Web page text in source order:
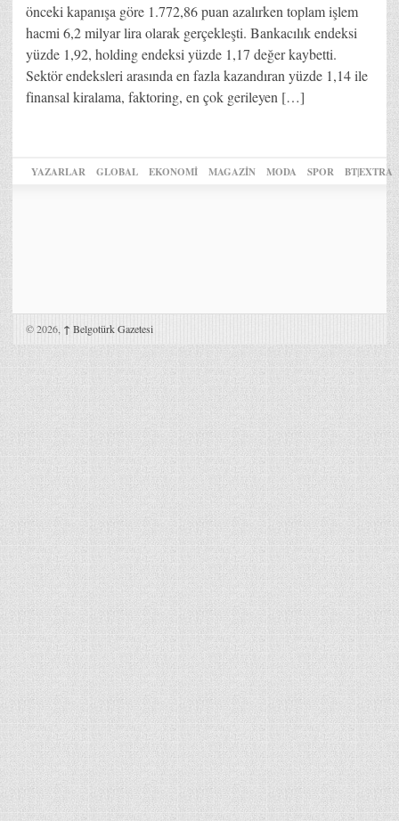
önceki kapanışa göre 1.772,86 puan azalırken toplam işlem
hacmi 6,2 milyar lira olarak gerçekleşti. Bankacılık endeksi
yüzde 1,92, holding endeksi yüzde 1,17 değer kaybetti.
Sektör endeksleri arasında en fazla kazandıran yüzde 1,14 ile
finansal kiralama, faktoring, en çok gerileyen […]
YAZARLAR GLOBAL EKONOMİ MAGAZİN MODA SPOR BT|EXTRA
© 2026, ↑ Belgotürk Gazetesi